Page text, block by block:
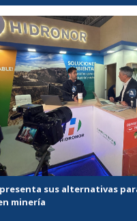
sus alternativas
minería